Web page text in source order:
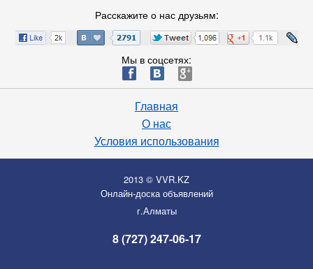
Расскажите о нас друзьям:
Мы в соцсетях:
ä æ è
Главная
О нас
Условия использования
2013 © VVR.KZ
Онлайн-доска объявлений
г.Алматы
8 (727) 247-06-17